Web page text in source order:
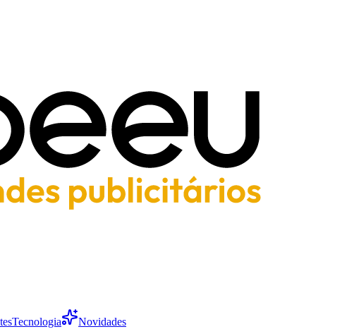
Tecnologia
Novidades